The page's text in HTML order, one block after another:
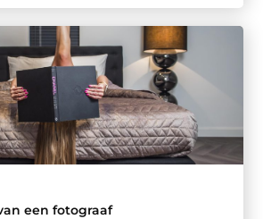
een fotograaf